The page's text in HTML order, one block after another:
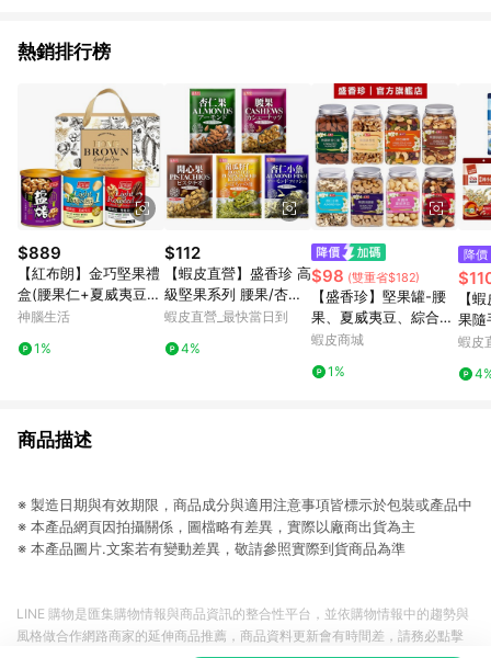
熱銷排行榜
$889
【紅布朗】金巧堅果禮
盒(腰果仁+夏威夷豆
+雙桃果仁)送禮推薦/
新春
神腦生活
1%
$112
【蝦皮直營】盛香珍 高
級堅果系列 腰果/杏仁
果/杏仁小魚/南瓜籽仁/
裝) 調味堅果
蝦皮直營_最快當日到
4%
$98 (雙重省$182)
【盛香珍】堅果罐-腰
果、夏威夷豆、綜合堅
果、杏仁果、核桃、無
莓｜官方旗艦店 活動賣
蝦皮商城
1%
降價
【
果隨
燒辣
味小
蝦皮
商品描述
※ 製造日期與有效期限，商品成分與適用注意事項皆標示於包裝或產品中
※ 本產品網頁因拍攝關係，圖檔略有差異，實際以廠商出貨為主
※ 本產品圖片.文案若有變動差異，敬請參照實際到貨商品為準
LINE 購物是匯集購物情報與商品資訊的整合性平台，並依購物情報中的趨勢與
風格做合作網路商家的延伸商品推薦，商品資料更新會有時間差，請務必點擊